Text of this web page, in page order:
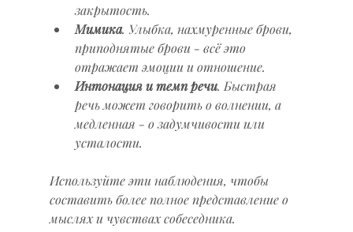
закрытость.
Мимика. Улыбка, нахмуренные брови,
приподнятые брови - всё это
отражает эмоции и отношение.
Интонация и темп речи. Быстрая
речь может говорить о волнении, а
медленная - о задумчивости или
усталости.
Используйте эти наблюдения, чтобы
составить более полное представление о
мыслях и чувствах собеседника.